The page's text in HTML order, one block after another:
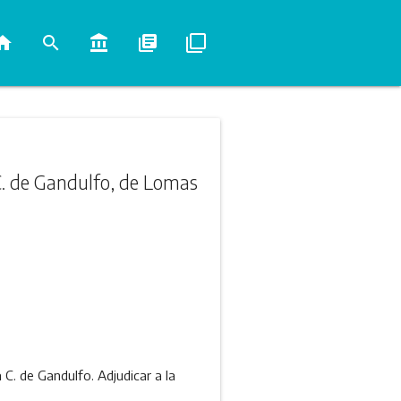
search account_balance library_books filter_none
de Gandulfo, de Lomas
de Gandulfo. Adjudicar a la